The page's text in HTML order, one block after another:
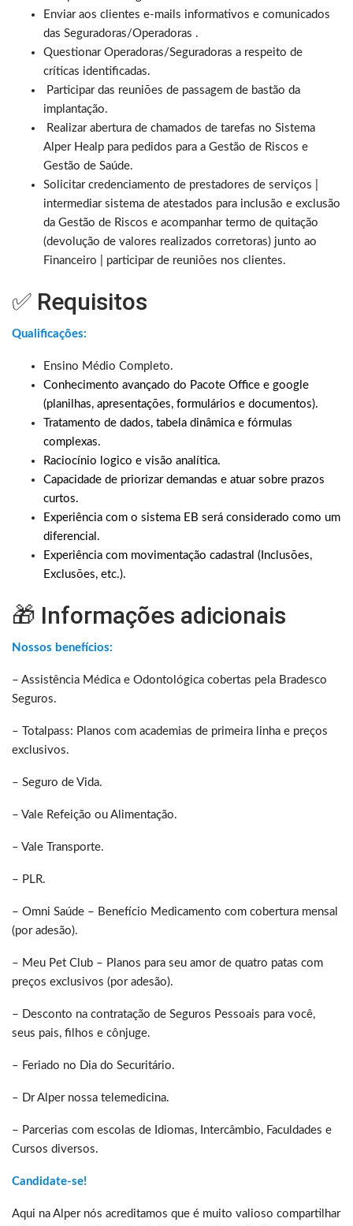
Enviar aos clientes e-mails informativos e comunicados
das Seguradoras/Operadoras .
Questionar Operadoras/Seguradoras a respeito de
críticas identificadas.
Participar das reuniões de passagem de bastão da
implantação.
Realizar abertura de chamados de tarefas no Sistema
Alper Healp para pedidos para a Gestão de Riscos e
Gestão de Saúde.
Solicitar credenciamento de prestadores de serviços |
intermediar sistema de atestados para inclusão e exclusão
da Gestão de Riscos e acompanhar termo de quitação
(devolução de valores realizados corretoras) junto ao
Financeiro | participar de reuniões nos clientes.
✅ Requisitos
Qualificações:
Ensino Médio Completo.
Conhecimento avançado do Pacote Office e google
(planilhas, apresentações, formulários e documentos).
Tratamento de dados, tabela dinâmica e fórmulas
complexas.
Raciocínio logico e visão analítica.
Capacidade de priorizar demandas e atuar sobre prazos
curtos.
Experiência com o sistema EB será considerado como um
diferencial.
Experiência com movimentação cadastral (Inclusões,
Exclusões, etc.).
🎁 Informações adicionais
Nossos benefícios:
– Assistência Médica e Odontológica cobertas pela Bradesco
Seguros.
– Totalpass: Planos com academias de primeira linha e preços
exclusivos.
– Seguro de Vida.
– Vale Refeição ou Alimentação.
– Vale Transporte.
– PLR.
– Omni Saúde – Benefício Medicamento com cobertura mensal
(por adesão).
– Meu Pet Club – Planos para seu amor de quatro patas com
preços exclusivos (por adesão).
– Desconto na contratação de Seguros Pessoais para você,
seus pais, filhos e cônjuge.
– Feriado no Dia do Securitário.
– Dr Alper nossa telemedicina.
– Parcerias com escolas de Idiomas, Intercâmbio, Faculdades e
Cursos diversos.
Candidate-se!
Aqui na Alper nós acreditamos que é muito valioso compartilhar